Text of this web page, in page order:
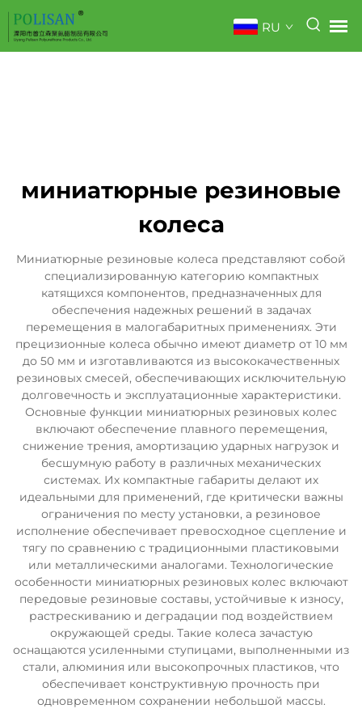
RU
миниатюрные резиновые
колеса
Миниатюрные резиновые колеса представляют собой
специализированную категорию компактных
катящихся компонентов, предназначенных для
обеспечения надежных решений в задачах
перемещения в малогабаритных применениях. Эти
прецизионные колеса обычно имеют диаметр от 10 мм
до 50 мм и изготавливаются из высококачественных
резиновых смесей, обеспечивающих исключительную
долговечность и эксплуатационные характеристики.
Основные функции миниатюрных резиновых колес
включают обеспечение плавного перемещения,
снижение трения, амортизацию ударных нагрузок и
бесшумную работу в различных механических
системах. Их компактные габариты делают их
идеальными для применений, где критически важны
ограничения по месту установки, а резиновое
исполнение обеспечивает превосходное сцепление и
тягу по сравнению с традиционными пластиковыми
или металлическими аналогами. Технологические
особенности миниатюрных резиновых колес включают
передовые резиновые составы, устойчивые к износу,
растрескиванию и деградации под воздействием
окружающей среды. Такие колеса зачастую
оснащаются усиленными ступицами, выполненными из
стали, алюминия или высокопрочных пластиков, что
обеспечивает конструктивную прочность при
одновременном сохранении небольшой массы.